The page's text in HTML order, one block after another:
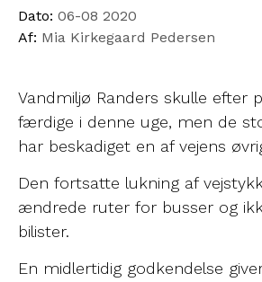
Dato: 06-08 2020
Af: Mia Kirkegaard Pedersen
Vandmiljø Randers skulle efter
færdige i denne uge, men de
har beskadiget en af vejens
Den fortsatte lukning af
ændrede ruter for busser og
bilister.
En midlertidig godkendelse